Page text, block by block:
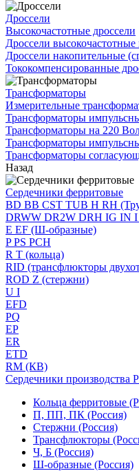
Дроссели
Высокочастотные дроссели
Дроссели
Дроссели накопительные
Тококомпенсированные
Трансформаторы
Измерительные
Трансформаторы
Трансформаторы на 220
Трансформаторы
Трансформаторы
Назад
Сердечники ферритовые
BD BB CST TUB H RH
DRWW DR2W DRH IG IN I
E EF (Ш-образные)
P PS PCH
R T (кольца)
RID (трансфлюкторы
ROD Z (стержни)
U I
EFD
PQ
EP
ER
ETD
RM (КВ)
Сердечники производства
Кольца ферритовые
П, ПП, ПК (Россия)
Стержни (Россия)
Трансфлюкторы
Ч, Б (Россия)
Ш-образные (Россия)